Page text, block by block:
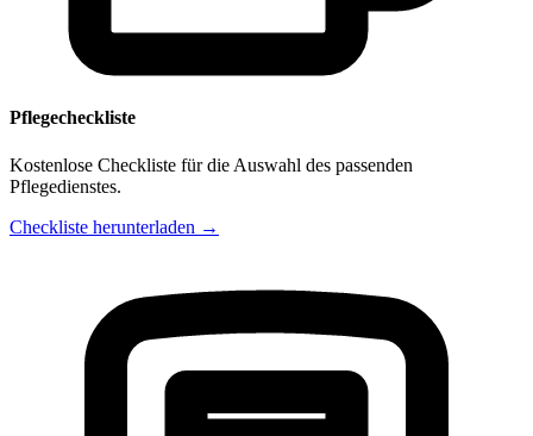
Pflegecheckliste
Kostenlose Checkliste für die Auswahl des passenden
Pflegedienstes.
Checkliste herunterladen →